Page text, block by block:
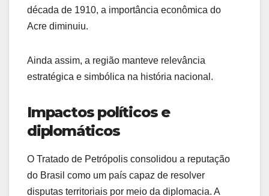
década de 1910, a importância econômica do
Acre diminuiu.
Ainda assim, a região manteve relevância
estratégica e simbólica na história nacional.
Impactos políticos e
diplomáticos
O Tratado de Petrópolis consolidou a reputação
do Brasil como um país capaz de resolver
disputas territoriais por meio da diplomacia. A